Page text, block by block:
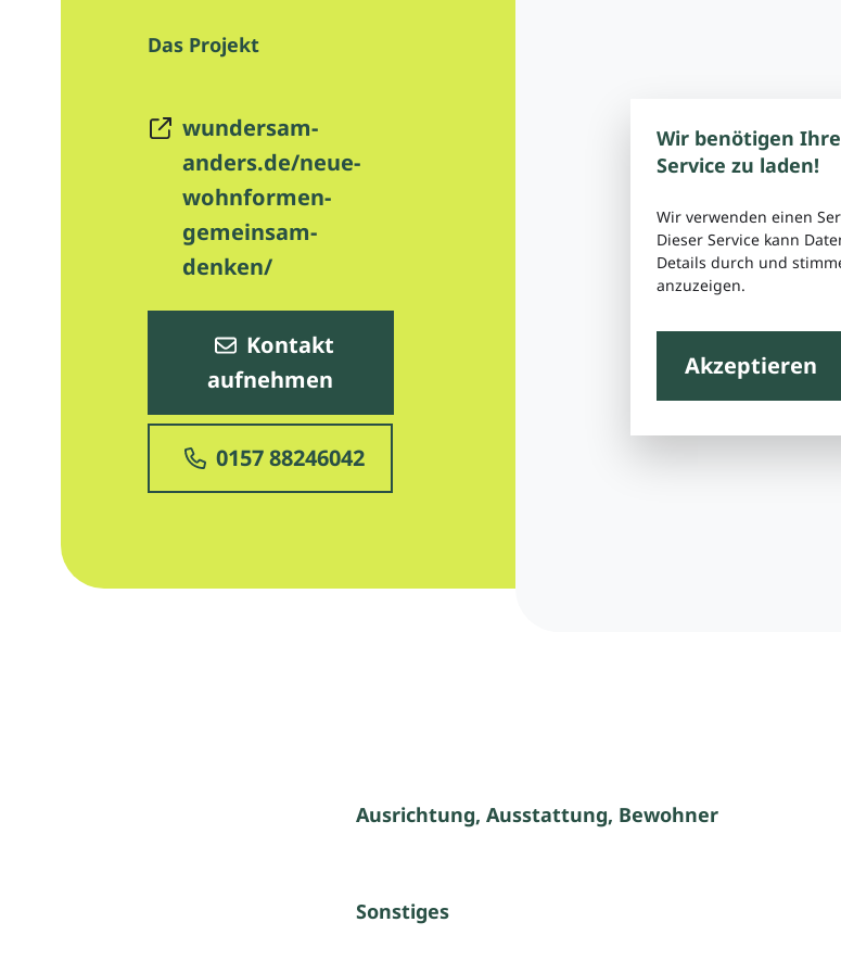
Das Projekt
wundersam-
anders.de/neue-
wohnformen-
gemeinsam-
denken/
Kontakt
aufnehmen
0157 88246042
Wir benötigen
Service zu laden!
Wir verwenden einen
Dieser Service kann
Details durch und
anzuzeigen.
Akzeptieren
Ausrichtung, Ausstattung, Bewohner
Sonstiges